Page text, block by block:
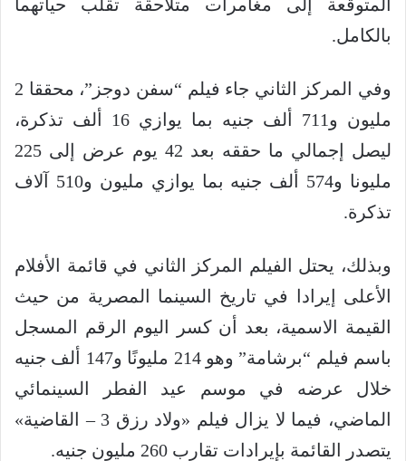
المتوقعة إلى مغامرات متلاحقة تقلب حياتهما
بالكامل.
وفي المركز الثاني جاء فيلم “سفن دوجز”، محققا 2
مليون و711 ألف جنيه بما يوازي 16 ألف تذكرة،
ليصل إجمالي ما حققه بعد 42 يوم عرض إلى 225
مليونا و574 ألف جنيه بما يوازي مليون و510 آلاف
تذكرة.
وبذلك، يحتل الفيلم المركز الثاني في قائمة الأفلام
الأعلى إيرادا في تاريخ السينما المصرية من حيث
القيمة الاسمية، بعد أن كسر اليوم الرقم المسجل
باسم فيلم “برشامة” وهو 214 مليونًا و147 ألف جنيه
خلال عرضه في موسم عيد الفطر السينمائي
الماضي، فيما لا يزال فيلم «ولاد رزق 3 – القاضية»
يتصدر القائمة بإيرادات تقارب 260 مليون جنيه.